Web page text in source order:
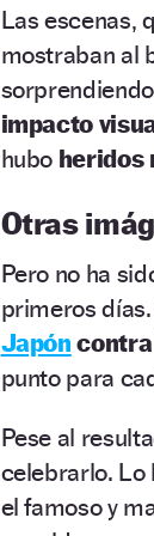
Las escenas,
mostraban al
impacto
hubo heridos
Otras
Pero no ha
primeros
Japón contra
punto para
Pese al
celebrarlo. Lo
el famoso y